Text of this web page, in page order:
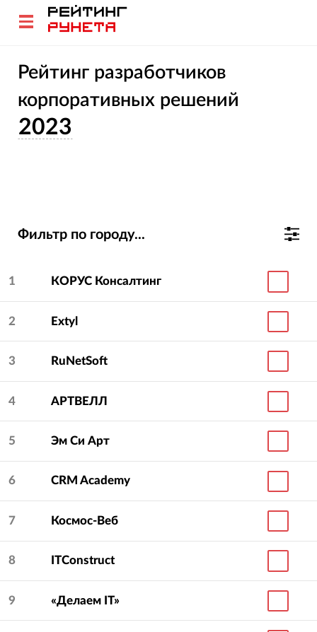
Рейтинг разработчиков
корпоративных решений
2023
Фильтр по городу...
1 КОРУС Консалтинг
2 Extyl
3 RuNetSoft
4 АРТВЕЛЛ
5 Эм Си Арт
6 CRM Academy
7 Космос-Веб
8 ITConstruct
9 «Делаем IT»